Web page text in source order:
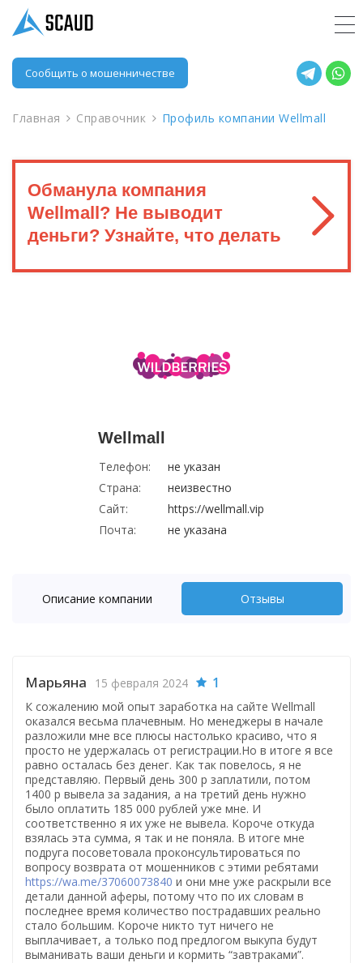
Сообщить о мошенничестве
Главная Справочник Профиль компании Wellmall
Обманула компания
Wellmall? Не выводит
деньги? Узнайте, что делать
Wellmall
Телефон:
не указан
Страна:
неизвестно
Сайт:
https://wellmall.vip
Почта:
не указана
Описание компании Отзывы
Марьяна 15 февраля 2024 1
К сожалению мой опыт заработка на сайте Wellmall
оказался весьма плачевным. Но менеджеры в начале
разложили мне все плюсы настолько красиво, что я
просто не удержалась от регистрации.Но в итоге я все
равно осталась без денег. Как так повелось, я не
представляю. Первый день 300 р заплатили, потом
1400 р вывела за задания, а на третий день нужно
было оплатить 185 000 рублей уже мне. И
соответственно я их уже не вывела. Короче откуда
взялась эта сумма, я так и не поняла. В итоге мне
подруга посоветовала проконсультироваться по
вопросу возврата от мошенников с этими ребятами
https://wa.me/37060073840 и они мне уже раскрыли все
детали данной аферы, потому что по их словам в
последнее время количество пострадавших реально
стало большим. Короче никто тут ничего не
выплачивает, а только под предлогом выкупа будут
выманивать ваши деньги и кормить “завтраками”.